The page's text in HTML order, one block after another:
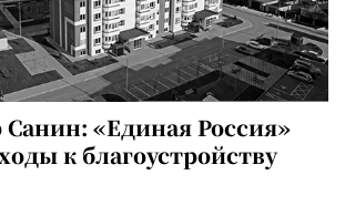
Санин: «Единая Россия»
к благоустройству